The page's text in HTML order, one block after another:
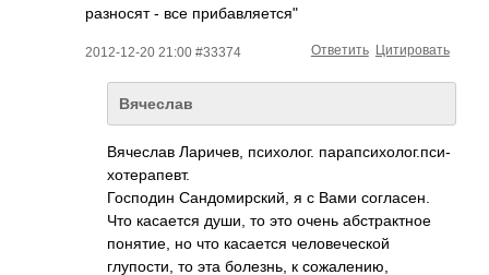
разносят - все прибавляется"
2012-12-20 21:00 #33374 Цитировать
Ответить
Вячеслав
Вячеслав Ларичев, психолог. парапсихолог.пси­
хотерапевт.­
Господин Сандомирский, я с Вами согласен.
Что касается души, то это очень абстрактное
понятие, но что касается человеческой
глупости, то эта болезнь, к сожалению,